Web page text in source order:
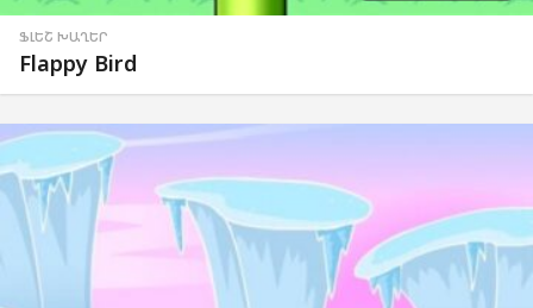
ՖԼԵՇ ԽԱՂԵՐ
Flappy Bird